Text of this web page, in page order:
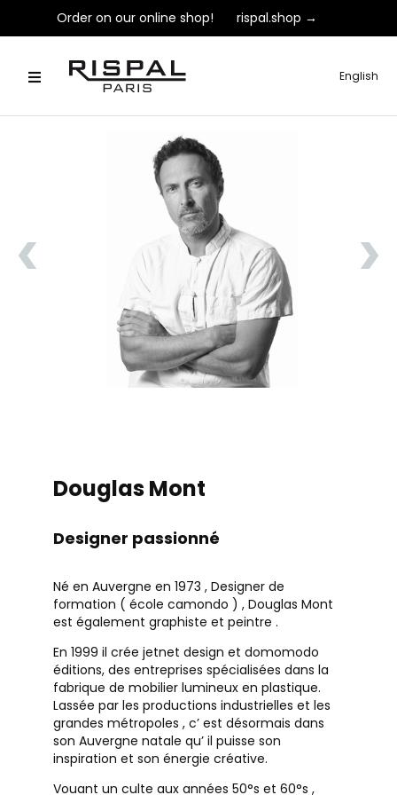
Order on our online shop! rispal.shop →
English
Douglas Mont
Designer passionné
Né en Auvergne en 1973 , Designer de
formation ( école camondo ) , Douglas Mont
est également graphiste et peintre .
En 1999 il crée jetnet design et domomodo
éditions, des entreprises spécialisées dans la
fabrique de mobilier lumineux en plastique.
Lassée par les productions industrielles et les
grandes métropoles , c’ est désormais dans
son Auvergne natale qu’ il puisse son
inspiration et son énergie créative.
Vouant un culte aux années 50°s et 60°s ,